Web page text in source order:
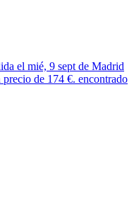
el mié, 9 sept de Madrid
de 174 €. encontrado